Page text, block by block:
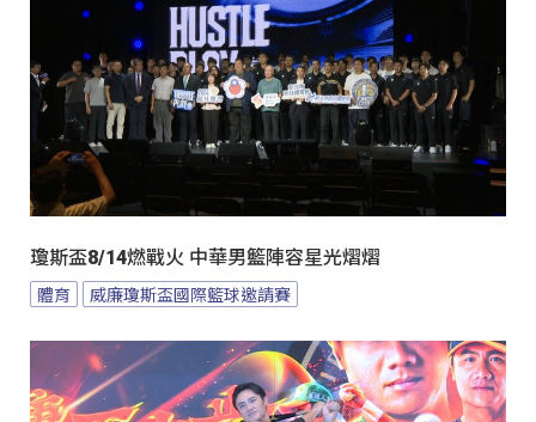
瓊斯盃8/14燃戰火 中華男籃陣容星光熠熠
體育 威廉瓊斯盃國際籃球邀請賽